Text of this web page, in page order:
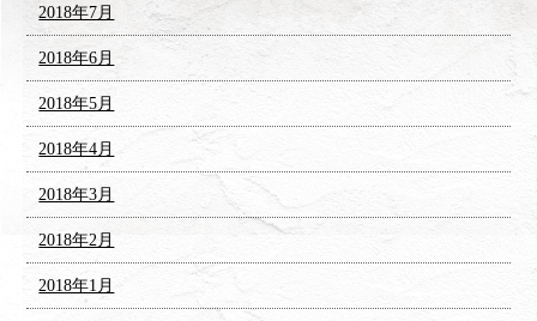
2018年7月
2018年6月
2018年5月
2018年4月
2018年3月
2018年2月
2018年1月